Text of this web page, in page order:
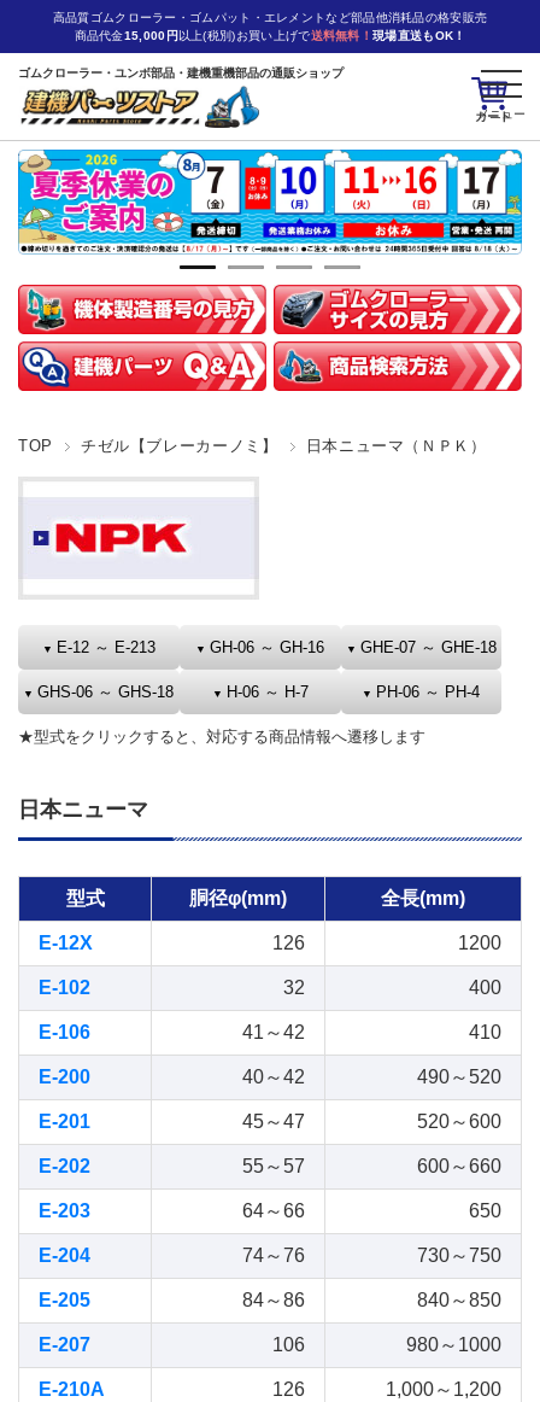
カート
高品質ゴムクローラー・ゴムパット・エレメントなど部品他消耗品の格安販売
商品代金15,000円 以上(税別)お買い上げで送料無料！ 現場直送もOK！
ゴムクローラー・ユンボ部品・建機重機部品の通販ショップ
TOP チゼル【ブレーカーノミ】 日本ニューマ（ＮＰＫ）
E-12 ～ E-213 GH-06 ～ GH-16 GHE-07 ～ GHE-18
GHS-06 ～ GHS-18 H-06 ～ H-7 PH-06 ～ PH-4
★型式をクリックすると、対応する商品情報へ遷移します
日本ニューマ
型式 胴径φ(mm) 全長(mm)
E-12X 126 1200
E-102 32 400
E-106 41～42 410
E-200 40～42 490～520
E-201 45～47 520～600
E-202 55～57 600～660
E-203 64～66 650
E-204 74～76 730～750
E-205 84～86 840～850
E-207 106 980～1000
E-210A 126 1,000～1,200